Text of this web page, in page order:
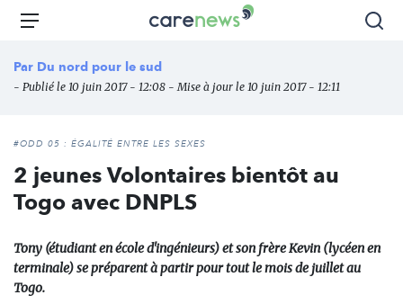
Aller
principal
Carenews,
média
des
l'engagement
Menu
Par Du nord pour le sud
- Publié le 10 juin 2017 - 12:08 - Mise à jour le 10 juin 2017 - 12:11
#ODD 05 : ÉGALITÉ ENTRE LES SEXES
2 jeunes Volontaires bientôt au
Togo avec DNPLS
Tony (étudiant en école d'ingénieurs) et son frère Kevin (lycéen en
terminale) se préparent à partir pour tout le mois de juillet au
Togo.